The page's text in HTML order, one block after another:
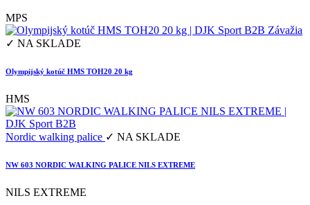
MPS
Závažia
✓ NA SKLADE
Olympijský kotúč HMS TOH20 20 kg
HMS
Nordic walking palice ✓ NA SKLADE
NW 603 NORDIC WALKING PALICE NILS EXTREME
NILS EXTREME